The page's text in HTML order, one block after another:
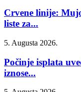
Crvene linije:
liste za...
5. Augusta 2026.
Počinje isplata
iznose...